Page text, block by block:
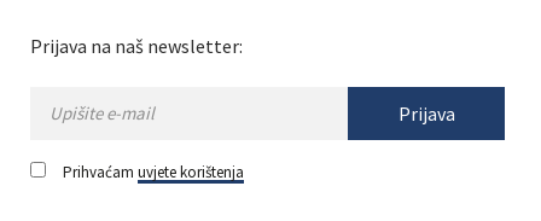
Prijava na naš newsletter:
Prijava
Prihvaćam uvjete korištenja